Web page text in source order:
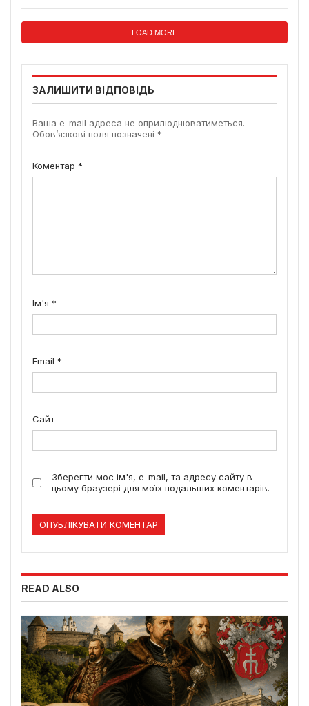
LOAD MORE
ЗАЛИШИТИ ВІДПОВІДЬ
Ваша e-mail адреса не оприлюднюватиметься.
Обов’язкові поля позначені *
Коментар *
Ім'я *
Email *
Сайт
Зберегти моє ім'я, e-mail, та адресу сайту в
цьому браузері для моїх подальших коментарів.
READ ALSO